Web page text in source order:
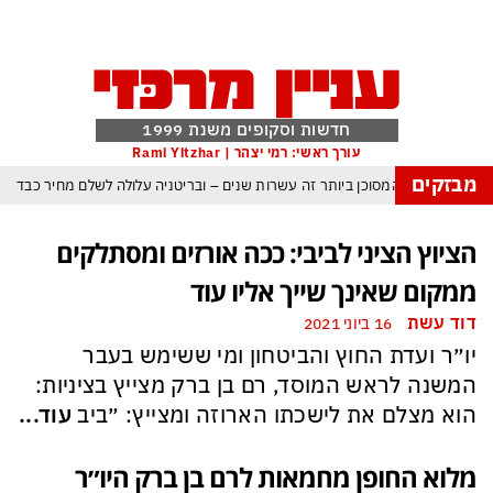
חדשות וסקופים משנת 1999
עורך ראשי: רמי יצהר | Rami Yitzhar
מבזקים
נכנס לעידן המסוכן ביותר זה עשרות שנים – ובריטניה עלולה לשלם מחיר כבד
מי היה מאמין שבאר שבע תנצח את הכוכב האדום?
להגנה – טראמפ נשאר רק עם ציוצי האיום המגוחכים שלא מזיזים לטהרן
סיסי, ארדואן ושליט קטאר מכנסים פגישת ״כיפה אדומה״ לנתניהו בנושא עזה
הציוץ הציני לביבי: ככה אורזים ומסתלקים
ממקום שאינך שייך אליו עוד
דוד עשת
יו״ר ועדת החוץ והביטחון ומי ששימש בעבר
המשנה לראש המוסד, רם בן ברק מצייץ בציניות:
הוא מצלם את לישכתו הארוזה ומצייץ: ״ביב עוד...
מלוא החופן מחמאות לרם בן ברק היו״ר